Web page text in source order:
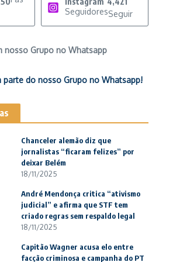
SeguidoresSeguir
nosso Grupo no Whatsapp
parte do nosso Grupo no Whatsapp!
Chanceler alemão diz que
jornalistas “ficaram felizes” por
deixar Belém
18/11/2025
André Mendonça critica “ativismo
judicial” e afirma que STF tem
criado regras sem respaldo legal
18/11/2025
Capitão Wagner acusa elo entre
facção criminosa e campanha do PT